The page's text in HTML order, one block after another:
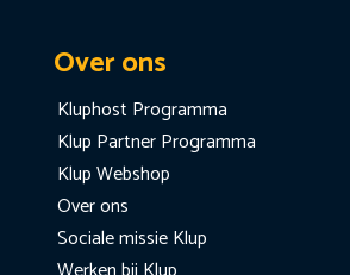
Over ons
Kluphost Programma
Klup Partner Programma
Klup Webshop
Over ons
Sociale missie Klup